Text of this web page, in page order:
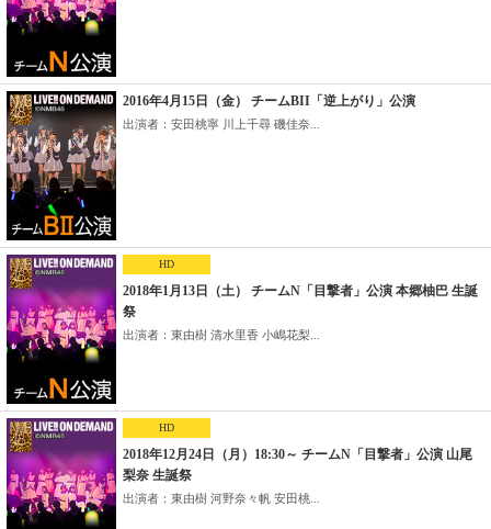
2016年4月15日（金） チームBII「逆上がり」公演
出演者：安田桃寧 川上千尋 磯佳奈...
HD
2018年1月13日（土） チームN「目撃者」公演 本郷柚巴 生誕
祭
出演者：東由樹 清水里香 小嶋花梨...
HD
2018年12月24日（月）18:30～ チームN「目撃者」公演 山尾
梨奈 生誕祭
出演者：東由樹 河野奈々帆 安田桃...